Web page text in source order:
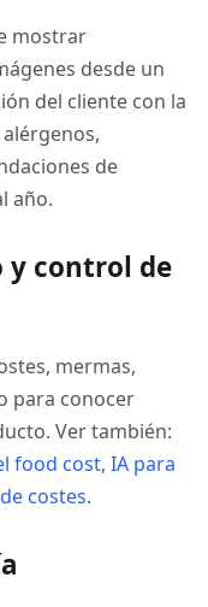
mostrar
desde un
del cliente con la
de
año.
y control de
mermas,
para conocer
Ver también:
food cost, IA para
costes.